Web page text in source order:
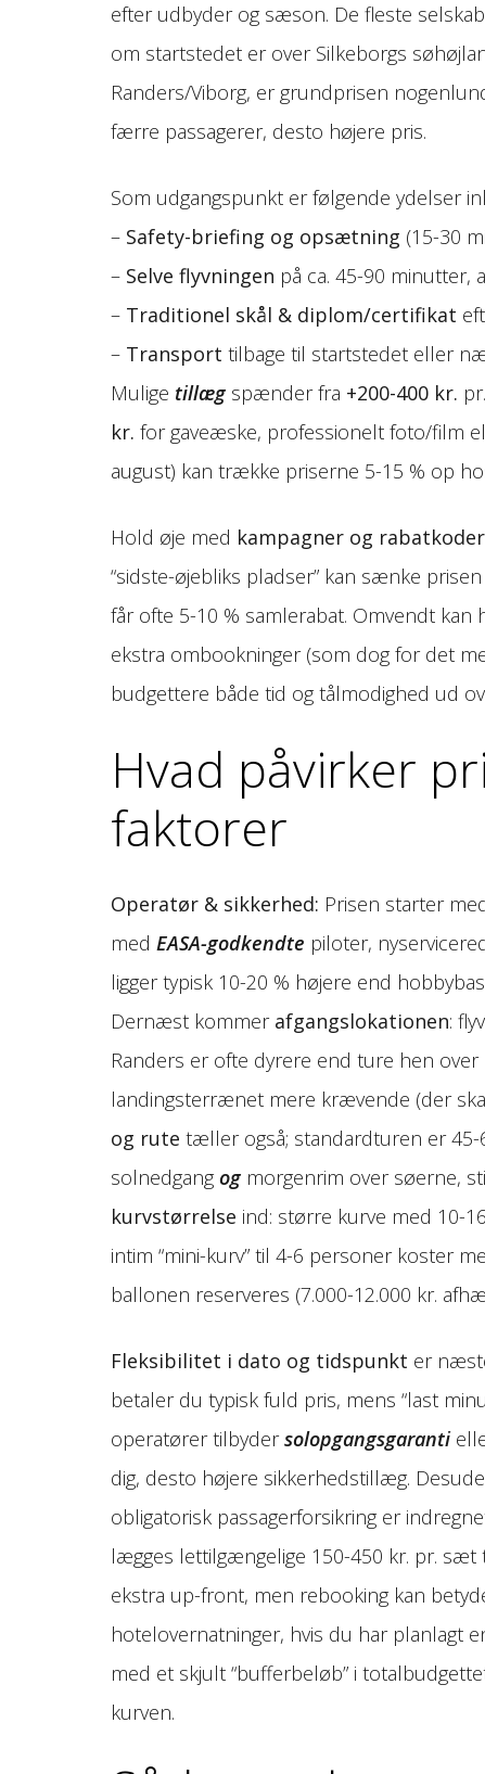
efter udbyder og sæson. De fleste
om startstedet er over Silkeborgs
Randers/Viborg, er grundprisen
færre passagerer, desto højere pris.
Som udgangspunkt er følgende ydelser
– Safety-briefing og opsætning (15-30
– Selve flyvningen på ca. 45-90 minutter,
– Traditionel skål & diplom/certifikat
– Transport tilbage til startstedet eller
Mulige tillæg spænder fra +200-400 kr.
kr. for gaveæske, professionelt foto/film
august) kan trække priserne 5-15 % op
Hold øje med kampagner og rabatkoder
“sidste-øjebliks pladser” kan sænke
får ofte 5-10 % samlerabat. Omvendt kan
ekstra ombookninger (som dog for det
budgettere både tid og tålmodighed ud
Hvad påvirker
faktorer
Operatør & sikkerhed: Prisen starter
med EASA-godkendte piloter,
ligger typisk 10-20 % højere end
Dernæst kommer afgangslokationen:
Randers er ofte dyrere end ture hen
landingsterrænet mere krævende (der
og rute tæller også; standardturen er 45-
solnedgang og morgenrim over søerne,
kurvstørrelse ind: større kurve med 10-
intim “mini-kurv” til 4-6 personer koster
ballonen reserveres (7.000-12.000 kr.
Fleksibilitet i dato og tidspunkt er
betaler du typisk fuld pris, mens “last
operatører tilbydersolopgangsgaranti
dig, desto højere sikkerhedstillæg.
obligatorisk passagerforsikring er
lægges lettilgængelige 150-450 kr. pr. sæt
ekstra up-front, men rebooking kan
hotelovernatninger, hvis du har planlagt
med et skjult “bufferbeløb” i
kurven.